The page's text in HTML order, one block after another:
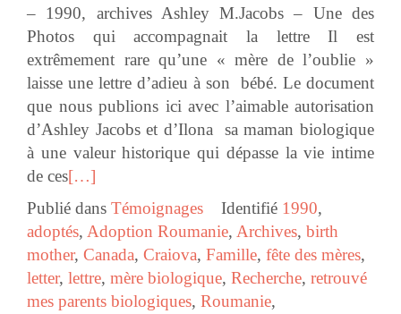
– 1990, archives Ashley M.Jacobs – Une des
Photos qui accompagnait la lettre Il est
extrêmement rare qu’une « mère de l’oublie »
laisse une lettre d’adieu à son bébé. Le document
que nous publions ici avec l’aimable autorisation
d’Ashley Jacobs et d’Ilona sa maman biologique
à une valeur historique qui dépasse la vie intime
de ces[…]
Publié dans Témoignages Identifié 1990,
adoptés, Adoption Roumanie, Archives, birth
mother, Canada, Craiova, Famille, fête des mères,
letter, lettre, mère biologique, Recherche, retrouvé
mes parents biologiques, Roumanie,